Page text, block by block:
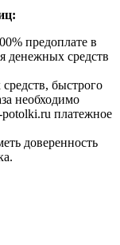
предоплате в
денежных средств
быстрого
необходимо
potolki.ru платежное
доверенность